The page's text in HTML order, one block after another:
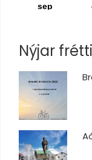
sep
Nýjar